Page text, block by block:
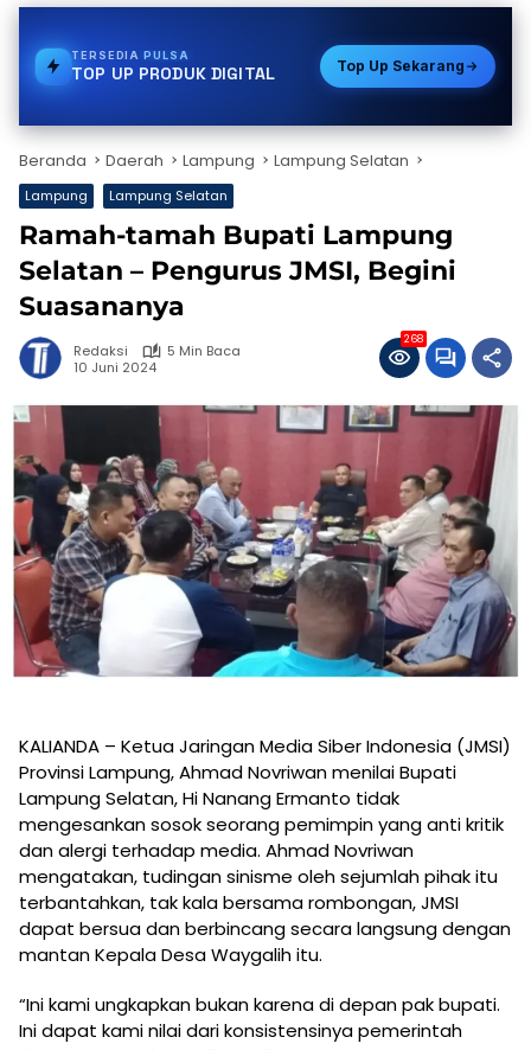
TERSEDIABPJS
TOP UP PRODUK DIGITAL Top Up Sekarang
Beranda Daerah Lampung Lampung Selatan
Lampung Lampung Selatan
Ramah-tamah Bupati Lampung
Selatan – Pengurus JMSI, Begini
Suasananya
Redaksi
5 Min Baca
10 Juni 2024
268
KALIANDA – Ketua Jaringan Media Siber Indonesia (JMSI)
Provinsi Lampung, Ahmad Novriwan menilai Bupati
Lampung Selatan, Hi Nanang Ermanto tidak
mengesankan sosok seorang pemimpin yang anti kritik
dan alergi terhadap media. Ahmad Novriwan
mengatakan, tudingan sinisme oleh sejumlah pihak itu
terbantahkan, tak kala bersama rombongan, JMSI
dapat bersua dan berbincang secara langsung dengan
mantan Kepala Desa Waygalih itu.
“Ini kami ungkapkan bukan karena di depan pak bupati.
Ini dapat kami nilai dari konsistensinya pemerintah